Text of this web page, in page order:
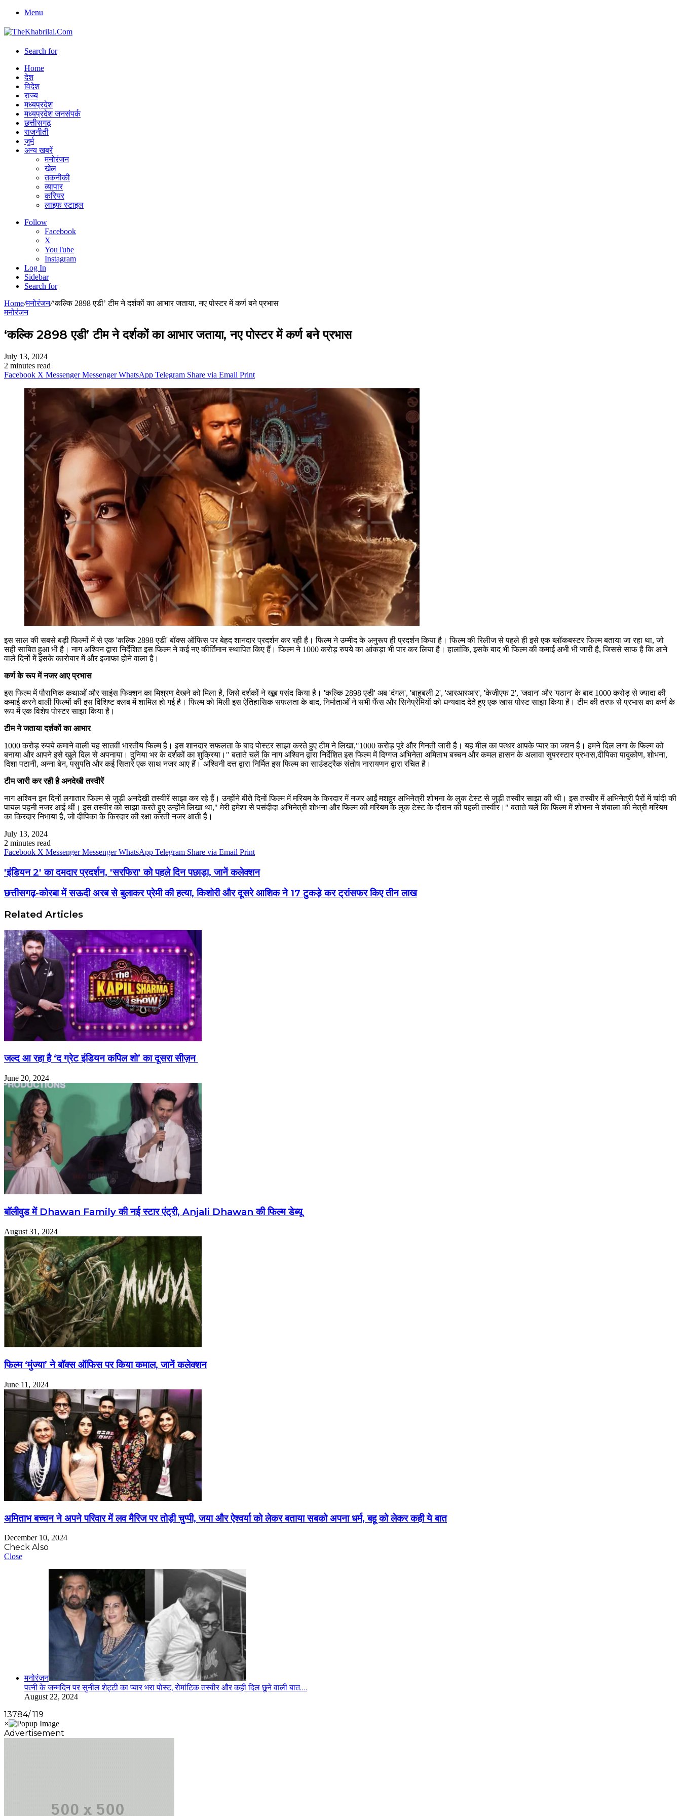
Menu
Search for
Home
देश
विदेश
राज्य
मध्यप्रदेश
मध्यप्रदेश जनसंपर्क
छत्तीसगढ़
राजनीती
जुर्म
अन्य खबरें
मनोरंजन
खेल
तकनीकी
व्यापार
करियर
लाइफ स्टाइल
Follow
Facebook
X
YouTube
Instagram
Log In
Sidebar
Search for
Home/मनोरंजन/‘कल्कि 2898 एडी’ टीम ने दर्शकों का आभार जताया, नए पोस्टर में कर्ण बने प्रभास
मनोरंजन
‘कल्कि 2898 एडी’ टीम ने दर्शकों का आभार जताया, नए पोस्टर में कर्ण बने प्रभास
July 13, 2024
2 minutes read
Facebook X Messenger Messenger WhatsApp Telegram Share via Email Print
इस साल की सबसे बड़ी फिल्मों में से एक 'कल्कि 2898 एडी' बॉक्स ऑफिस पर बेहद शानदार प्रदर्शन कर रही है। फिल्म ने उम्मीद के अनुरूप ही प्रदर्शन किया है। फिल्म की रिलीज से पहले ही इसे एक ब्लॉकबस्टर फिल्म बताया जा रहा था, जो
सही साबित हुआ भी है। नाग अश्विन द्वारा निर्देशित इस फिल्म ने कई नए कीर्तिमान स्थापित किए हैं। फिल्म ने 1000 करोड़ रुपये का आंकड़ा भी पार कर लिया है। हालांकि, इसके बाद भी फिल्म की कमाई अभी भी जारी है, जिससे साफ है कि आने
वाले दिनों में इसके कारोबार में और इजाफा होने वाला है।
कर्ण के रूप में नजर आए प्रभास
इस फिल्म में पौराणिक कथाओं और साइंस फिक्शन का मिश्रण देखने को मिला है, जिसे दर्शकों ने खूब पसंद किया है। 'कल्कि 2898 एडी' अब 'दंगल', 'बाहुबली 2', 'आरआरआर', 'केजीएफ 2', 'जवान' और 'पठान' के बाद 1000 करोड़ से ज्यादा की
कमाई करने वाली फिल्मों की इस विशिष्ट क्लब में शामिल हो गई है। फिल्म को मिली इस ऐतिहासिक सफलता के बाद, निर्माताओं ने सभी फैंस और सिनेप्रेमियों को धन्यवाद देते हुए एक खास पोस्ट साझा किया है। टीम की तरफ से प्रभास का कर्ण के
रूप में एक विशेष पोस्टर साझा किया है।
टीम ने जताया दर्शकों का आभार
1000 करोड़ रुपये कमाने वाली यह सातवीं भारतीय फिल्म है। इस शानदार सफलता के बाद पोस्टर साझा करते हुए टीम ने लिखा,"1000 करोड़ पूरे और गिनती जारी है। यह मील का पत्थर आपके प्यार का जश्न है। हमने दिल लगा के फिल्म को
बनाया और आपने इसे खुले दिल से अपनाया। दुनिया भर के दर्शकों का शुक्रिया।" बताते चलें कि नाग अश्विन द्वारा निर्देशित इस फिल्म में दिग्गज अभिनेता अमिताभ बच्चन और कमल हासन के अलावा सुपरस्टार प्रभास,दीपिका पादुकोण, शोभना,
दिशा पटानी, अन्ना बेन, पसुपति और कई सितारे एक साथ नजर आए हैं। अश्विनी दत्त द्वारा निर्मित इस फिल्म का साउंडट्रैक संतोष नारायणन द्वारा रचित है।
टीम जारी कर रही है अनदेखी तस्वीरें
नाग अश्विन इन दिनों लगातार फिल्म से जुड़ी अनदेखी तस्वीरें साझा कर रहे हैं। उन्होंने बीते दिनों फिल्म में मरियम के किरदार में नजर आईं मशहूर अभिनेत्री शोभना के लुक टेस्ट से जुड़ी तस्वीर साझा की थी। इस तस्वीर में अभिनेत्री पैरों में चांदी की
पायल पहनी नजर आई थीं। इस तस्वीर को साझा करते हुए उन्होंने लिखा था," मेरी हमेशा से पसंदीदा अभिनेत्री शोभना और फिल्म की मरियम के लुक टेस्ट के दौरान की पहली तस्वीर।" बताते चलें कि फिल्म में शोभना ने शंबाला की नेत्री मरियम
का किरदार निभाया है, जो दीपिका के किरदार की रक्षा करती नजर आती हैं।
July 13, 2024
2 minutes read
Facebook X Messenger Messenger WhatsApp Telegram Share via Email Print
'इंडियन 2' का दमदार प्रदर्शन, 'सरफिरा' को पहले दिन पछाड़ा, जानें कलेक्शन
छत्तीसगढ़-कोरबा में सऊदी अरब से बुलाकर प्रेमी की हत्या, किशोरी और दूसरे आशिक ने 17 टुकड़े कर ट्रांसफर किए तीन लाख
Related Articles
जल्द आ रहा है ‘द ग्रेट इंडियन कपिल शो’ का दूसरा सीज़न
June 20, 2024
बॉलीवुड में Dhawan Family की नई स्टार एंट्री, Anjali Dhawan की फिल्म डेब्यू
August 31, 2024
फिल्म ‘मुंज्या’ ने बॉक्स ऑफिस पर किया कमाल, जानें कलेक्शन
June 11, 2024
अमिताभ बच्चन ने अपने परिवार में लव मैरिज पर तोड़ी चुप्पी, जया और ऐश्वर्या को लेकर बताया सबको अपना धर्म, बहू को लेकर कही ये बात
December 10, 2024
Check Also
Close
मनोरंजन
पत्नी के जन्मदिन पर सुनील शेट्टी का प्यार भरा पोस्ट, रोमांटिक तस्वीर और कही दिल छूने वाली बात….
August 22, 2024
13784/ 119
Advertisement